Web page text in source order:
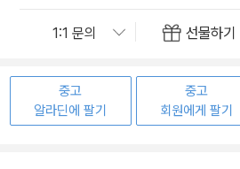
선물하기
중고
알라딘에 팔기
중고
회원에게 팔기